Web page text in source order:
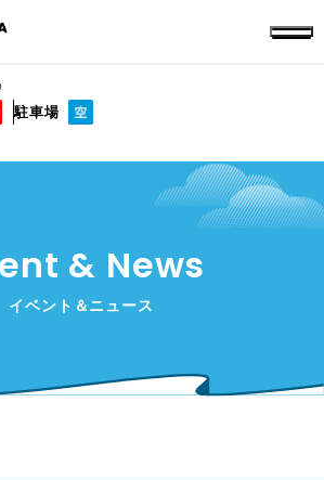
駐車場
& News
イベント＆ニュース